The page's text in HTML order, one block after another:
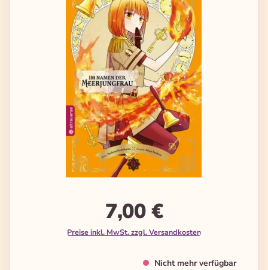
7,00 €
Preise inkl. MwSt. zzgl. Versandkosten
Nicht mehr verfügbar